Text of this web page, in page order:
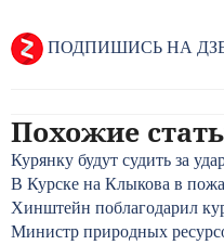
ПОДПИШИСЬ НА
Похожие
Курянку будут судить за
В Курске на Клыкова в
Хинштейн поблагодарил
Министр природных